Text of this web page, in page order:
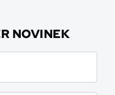
NOVINEK